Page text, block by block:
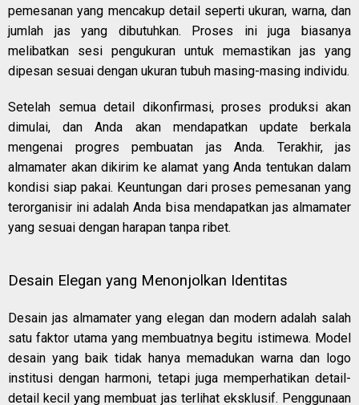
pemesanan yang mencakup detail seperti ukuran, warna, dan
jumlah jas yang dibutuhkan. Proses ini juga biasanya
melibatkan sesi pengukuran untuk memastikan jas yang
dipesan sesuai dengan ukuran tubuh masing-masing individu.
Setelah semua detail dikonfirmasi, proses produksi akan
dimulai, dan Anda akan mendapatkan update berkala
mengenai progres pembuatan jas Anda. Terakhir, jas
almamater akan dikirim ke alamat yang Anda tentukan dalam
kondisi siap pakai. Keuntungan dari proses pemesanan yang
terorganisir ini adalah Anda bisa mendapatkan jas almamater
yang sesuai dengan harapan tanpa ribet.
Desain Elegan yang Menonjolkan Identitas
Desain jas almamater yang elegan dan modern adalah salah
satu faktor utama yang membuatnya begitu istimewa. Model
desain yang baik tidak hanya memadukan warna dan logo
institusi dengan harmoni, tetapi juga memperhatikan detail-
detail kecil yang membuat jas terlihat eksklusif. Penggunaan